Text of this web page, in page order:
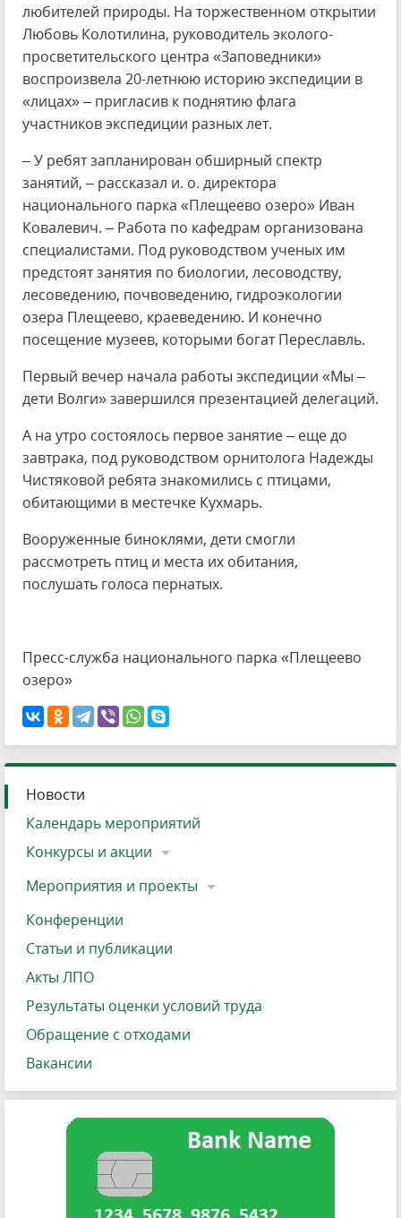
любителей природы. На торжественном открытии
Любовь Колотилина, руководитель эколого-
просветительского центра «Заповедники»
воспроизвела 20-летнюю историю экспедиции в
«лицах» – пригласив к поднятию флага
участников экспедиции разных лет.
– У ребят запланирован обширный спектр
занятий, – рассказал и. о. директора
национального парка «Плещеево озеро» Иван
Ковалевич. – Работа по кафедрам организована
специалистами. Под руководством ученых им
предстоят занятия по биологии, лесоводству,
лесоведению, почвоведению, гидроэкологии
озера Плещеево, краеведению. И конечно
посещение музеев, которыми богат Переславль.
Первый вечер начала работы экспедиции «Мы –
дети Волги» завершился презентацией делегаций.
А на утро состоялось первое занятие – еще до
завтрака, под руководством орнитолога Надежды
Чистяковой ребята знакомились с птицами,
обитающими в местечке Кухмарь.
Вооруженные биноклями, дети смогли
рассмотреть птиц и места их обитания,
послушать голоса пернатых.
Пресс-служба национального парка «Плещеево
озеро»
Новости
Календарь мероприятий
Конкурсы и акции
Мероприятия и проекты
Конференции
Статьи и публикации
Акты ЛПО
Результаты оценки условий труда
Обращение с отходами
Вакансии